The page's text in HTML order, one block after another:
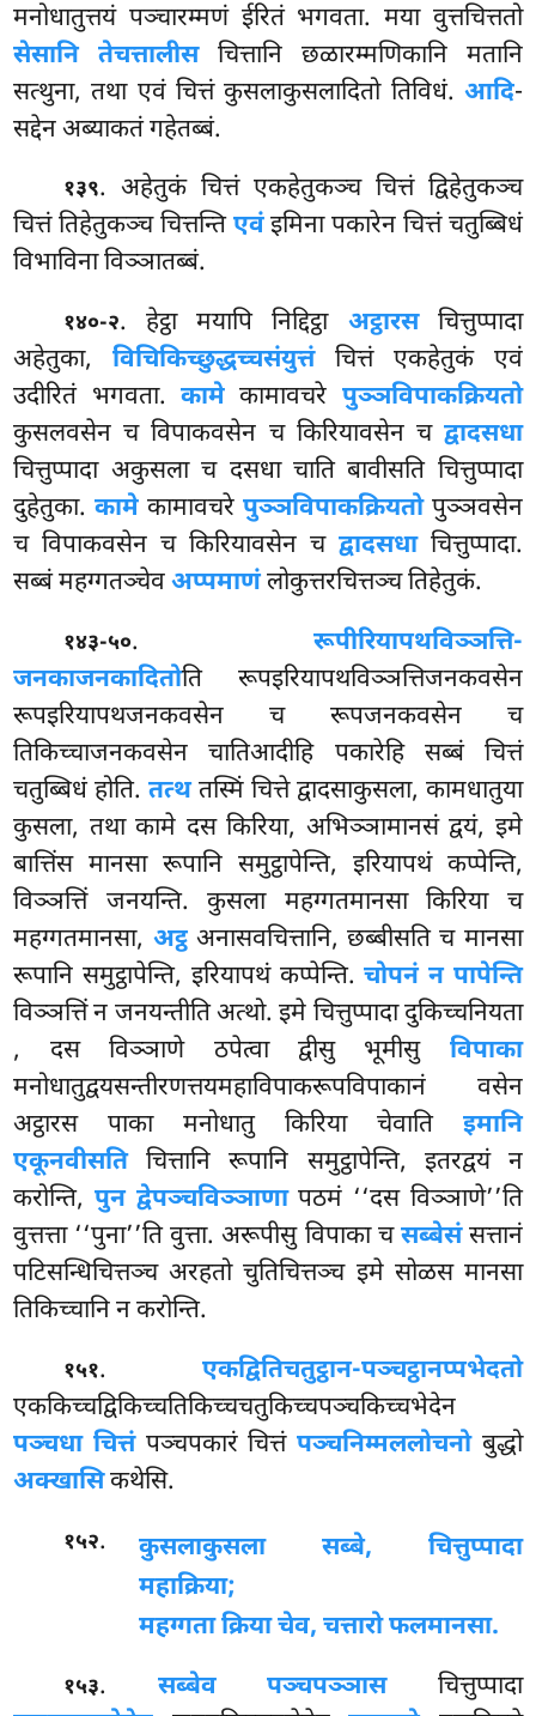
मनोधातुत्तयं पञ्चारम्मणं ईरितं भगवता. मया वुत्तचित्ततो
सेसानि तेचत्तालीसचित्तानि छळारम्मणिकानि मतानि
सत्थुना, तथा एवं चित्तं कुसलाकुसलादितो तिविधं. आदि-
सद्देन अब्याकतं गहेतब्बं.
१३९. अहेतुकं चित्तं एकहेतुकञ्च चित्तं द्विहेतुकञ्च
चित्तं तिहेतुकञ्च चित्तन्तिएवंइमिना पकारेन चित्तं चतुब्बिधं
विभाविना विञ्ञातब्बं.
१४०-२. हेट्ठा मयापि निद्दिट्ठा अट्ठारसचित्तुप्पादा
अहेतुका,विचिकिच्छुद्धच्चसंयुत्तंचित्तं एकहेतुकं एवं
उदीरितं भगवता. कामे कामावचरे पुञ्ञविपाकक्रियतो
कुसलवसेन च विपाकवसेन च किरियावसेन च द्वादसधा
चित्तुप्पादा अकुसला च दसधा चाति बावीसति चित्तुप्पादा
दुहेतुका.कामे कामावचरे पुञ्ञविपाकक्रियतोपुञ्ञवसेन
च विपाकवसेन च किरियावसेन च द्वादसधाचित्तुप्पादा.
सब्बं महग्गतञ्चेवअप्पमाणंलोकुत्तरचित्तञ्च तिहेतुकं.
१४३-५०. रूपीरियापथविञ्ञत्ति-
जनकाजनकादितोति रूपइरियापथविञ्ञत्तिजनकवसेन
रूपइरियापथजनकवसेन च रूपजनकवसेन च
तिकिच्चाजनकवसेन चातिआदीहि पकारेहि सब्बं चित्तं
चतुब्बिधं होति.तत्थतस्मिं चित्ते द्वादसाकुसला, कामधातुया
कुसला, तथा कामे दस किरिया, अभिञ्ञामानसं द्वयं, इमे
बात्तिंस मानसा रूपानि समुट्ठापेन्ति, इरियापथं कप्पेन्ति,
विञ्ञत्तिं जनयन्ति. कुसला महग्गतमानसा किरिया च
महग्गतमानसा, अट्ठअनासवचित्तानि, छब्बीसति च मानसा
रूपानि समुट्ठापेन्ति, इरियापथं कप्पेन्ति.चोपनं न पापेन्ति
विञ्ञत्तिं न जनयन्तीति अत्थो. इमे चित्तुप्पादा दुकिच्चनियता
, दस विञ्ञाणे ठपेत्वा द्वीसु भूमीसु विपाका
मनोधातुद्वयसन्तीरणत्तयमहाविपाकरूपविपाकानं वसेन
अट्ठारस पाका मनोधातु किरिया चेवाति इमानि
एकूनवीसतिचित्तानि रूपानि समुट्ठापेन्ति, इतरद्वयं न
करोन्ति, पुन द्वेपञ्चविञ्ञाणापठमं ‘‘दस विञ्ञाणे’’ति
वुत्तत्ता ‘‘पुना’’ति वुत्ता. अरूपीसु विपाका चसब्बेसंसत्तानं
पटिसन्धिचित्तञ्च अरहतो चुतिचित्तञ्च इमे सोळस मानसा
तिकिच्चानि न करोन्ति.
१५१. एकद्वितिचतुट्ठान-पञ्चट्ठानप्पभेदतो
एककिच्चद्विकिच्चतिकिच्चचतुकिच्चपञ्चकिच्चभेदेन
पञ्चधा चित्तंपञ्चपकारं चित्तंपञ्चनिम्मललोचनोबुद्धो
अक्खासिकथेसि.
१५२.
कुसलाकुसला सब्बे, चित्तुप्पादा
महाक्रिया;
महग्गता क्रिया चेव, चत्तारो फलमानसा.
१५३. सब्बेव पञ्चपञ्ञासचित्तुप्पादा